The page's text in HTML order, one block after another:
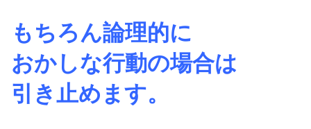
もちろん論理的に
おかしな行動の場合は
引き止めます。